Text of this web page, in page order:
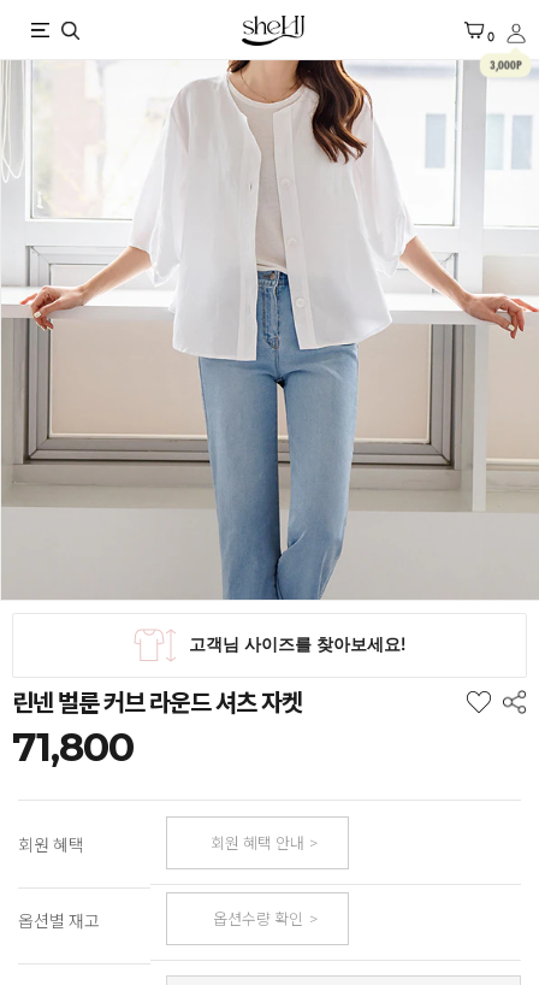
X 0
3,000P
린넨 벌룬 커브 라운드 셔츠 자켓
71,800
회원 혜택 회원 혜택 안내
옵션별 재고 옵션수량 확인